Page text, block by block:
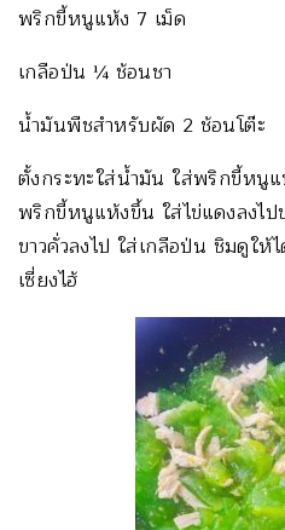
พริกขี้หนูแห้ง 7 เม็ด
เกลือป่น ¼ ช้อนชา
น้ำมันพืชสำหรับผัด 2 ช้อนโต๊ะ
ตั้งกระทะใส่น้ำมัน ใส่พริกขี้หนู
พริกขี้หนูแห้งขึ้น ใส่ไข่แดงลงไป
ขาวคั่วลงไป ใส่เกลือป่น ชิมดูให้
เซี่ยงไฮ้